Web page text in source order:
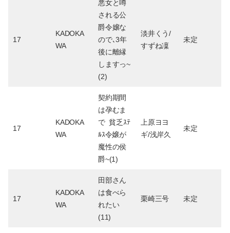
17
KADOKA
WA
悪女と噂
される公
爵令嬢な
ので､3年
後に離縁
しますっ~
(2)
淡井くう/
すずね凜
未定
17
KADOKA
WA
契約期間
は孕むま
で 貧乏ｽﾃ
ﾙｽ令嬢が
魔性の侯
爵~(1)
上原ヨヨ
ギ/浅岸久
未定
17
KADOKA
WA
田部さん
は食べら
れたい
(11)
栗崎三号 未定